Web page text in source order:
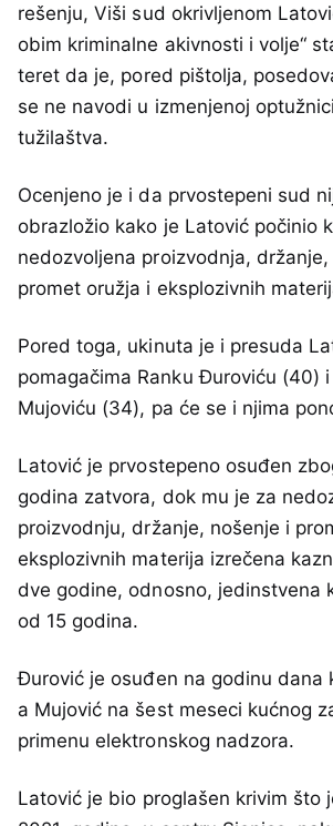
rešenju, Viši sud okrivljenom
obim kriminalne akivnosti i volje“
teret da je, pored pištolja,
se ne navodi u izmenjenoj
tužilaštva.
Ocenjeno je i da prvostepeni sud
obrazložio kako je Latović počinio
nedozvoljena proizvodnja, držanje,
promet oružja i eksplozivnih
Pored toga, ukinuta je i presuda
pomagačima Ranku Đuroviću (40) i
Mujoviću (34), pa će se i njima
Latović je prvostepeno osuđen
godina zatvora, dok mu je za
proizvodnju, držanje, nošenje i
eksplozivnih materija izrečena
dve godine, odnosno, jedinstvena
od 15 godina.
Đurović je osuđen na godinu dana
a Mujović na šest meseci kućnog
primenu elektronskog nadzora.
Latović je bio proglašen krivim što